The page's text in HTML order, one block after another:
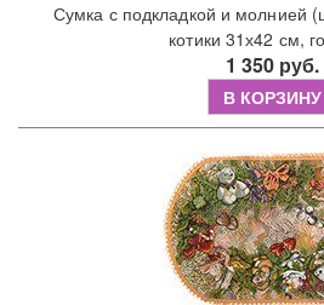
Сумка с подкладкой и молнией
котики 31х42 см,
1 350 руб.
В КОРЗИНУ